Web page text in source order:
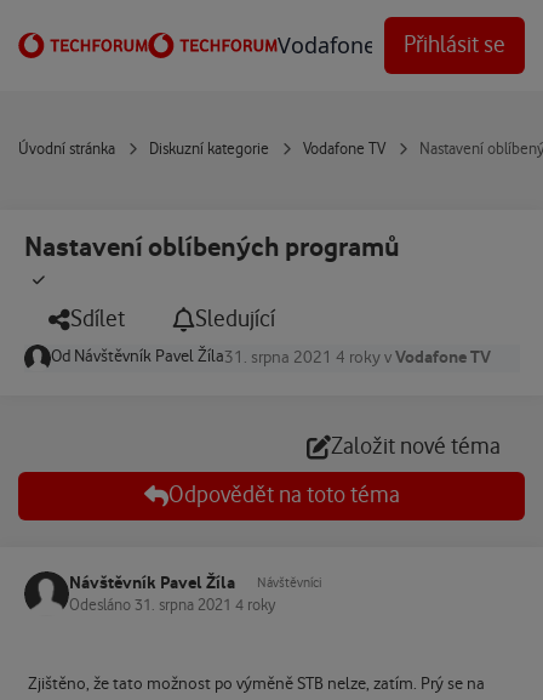
Vodafone Techforum
Přihlásit se
Úvodní stránka Diskuzní kategorie Vodafone TV Nastavení
Nastavení oblíbených programů
Sdílet Sledující
Od Návštěvník Pavel Žíla31. srpna 2021 4 rokyvVodafone TV
Založit nové téma
Odpovědět na toto téma
Návštěvník Pavel Žíla Návštěvníci
Odesláno 31. srpna 2021 4 roky
Zjištěno, že tato možnost po výměně STB nelze, zatím. Prý se na